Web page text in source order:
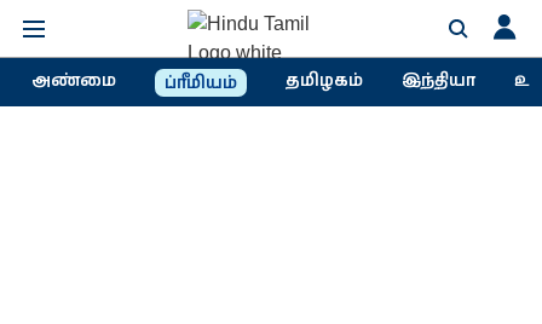
அண்மை ப்ரீமியம் தமிழகம் இந்தியா